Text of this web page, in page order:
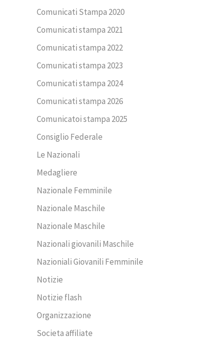
Comunicati Stampa 2020
Comunicati stampa 2021
Comunicati stampa 2022
Comunicati stampa 2023
Comunicati stampa 2024
Comunicati stampa 2026
Comunicatoi stampa 2025
Consiglio Federale
Le Nazionali
Medagliere
Nazionale Femminile
Nazionale Maschile
Nazionale Maschile
Nazionali giovanili Maschile
Nazioniali Giovanili Femminile
Notizie
Notizie flash
Organizzazione
Societa affiliate